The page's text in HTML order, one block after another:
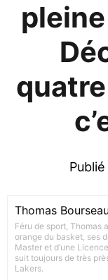
Thomas Bourseau
Féru de sport, Thomas
orange du basket, ses
Master et d’une
suit toujours de très
Lakers.